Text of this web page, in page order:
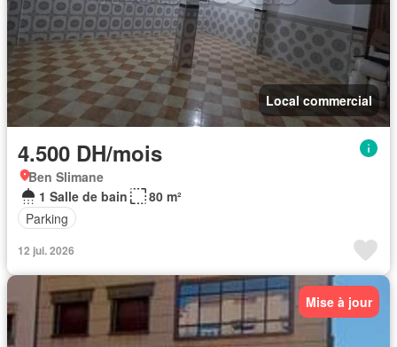
Local commercial
4.500 DH/mois
Ben Slimane
1 Salle de bain
80 m²
Parking
12 jui. 2026
Mise à jour